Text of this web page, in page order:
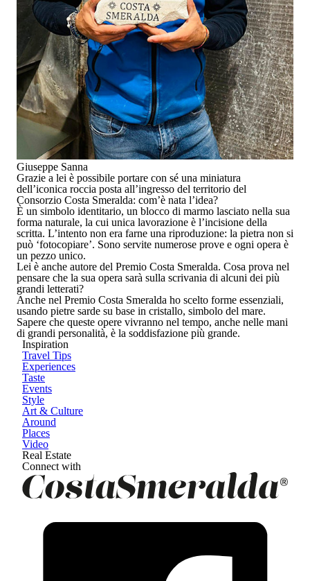
Giuseppe Sanna
Grazie a lei è possibile portare con sé una miniatura
dell’iconica roccia posta all’ingresso del territorio del
Consorzio Costa Smeralda: com’è nata l’idea?
È un simbolo identitario, un blocco di marmo lasciato nella sua
forma naturale, la cui unica lavorazione è l’incisione della
scritta. L’intento non era farne una riproduzione: la pietra non si
può ‘fotocopiare’. Sono servite numerose prove e ogni opera è
un pezzo unico.
Lei è anche autore del Premio Costa Smeralda. Cosa prova nel
pensare che la sua opera sarà sulla scrivania di alcuni dei più
grandi letterati?
Anche nel Premio Costa Smeralda ho scelto forme essenziali,
usando pietre sarde su base in cristallo, simbolo del mare.
Sapere che queste opere vivranno nel tempo, anche nelle mani
di grandi personalità, è la soddisfazione più grande.
Inspiration
Travel Tips
Experiences
Taste
Events
Style
Art & Culture
Around
Places
Video
Real Estate
Connect with